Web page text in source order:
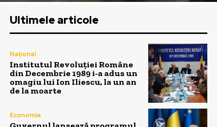
Ultimele articole
Național
Institutul Revoluției Române
din Decembrie 1989 i-a adus un
omagiu lui Ion Iliescu, la un an
de la moarte
Economie